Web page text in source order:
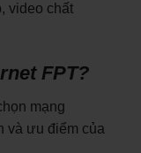
video chất
FPT?
mạng
và ưu điểm của